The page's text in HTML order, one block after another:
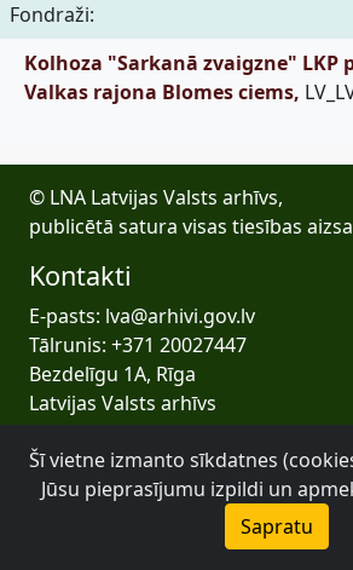
Fondraži:
Kolhoza "Sarkanā zvaigzne" LKP
Valkas rajona Blomes ciems,
© LNA Latvijas Valsts arhīvs,
publicētā satura visas tiesības
Kontakti
E-pasts: lva@arhivi.gov.lv
Tālrunis: +371 20027447
Bezdelīgu 1A, Rīga
Latvijas Valsts arhīvs
Šī vietne izmanto sīkdatnes
Jūsu pieprasījumu izpildi un
Sapratu